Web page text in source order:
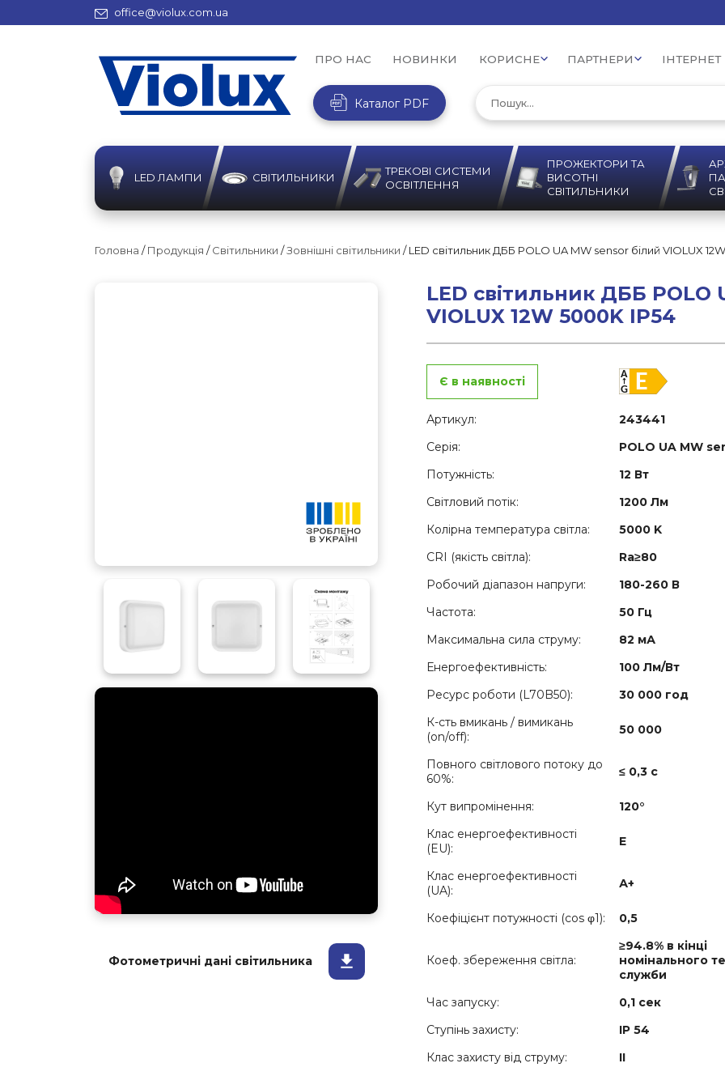
office@violux.com.ua
ПРО НАС НОВИНКИ КОРИСНЕ ПАРТНЕРИ
Каталог PDF
LED ЛАМПИ СВІТИЛЬНИКИ
ТРЕКОВІ СИСТЕМИ
ОСВІТЛЕННЯ
ПРОЖЕКТОРИ ТА
ВИСОТНІ
СВІТИЛЬНИКИ
Головна /Продукція /Світильники /Зовнішні світильники / LED світильник ДББ POLO UA MW sensor білий VIOLUX
Фотометричні дані світильника
LED світильник ДББ POLO
VIOLUX 12W 5000K IP54
Є в наявності
Артикул:
243441
Серія:
POLO UA MW
Потужність:
12 Вт
Світловий потік:
1200 Лм
Колірна температура світла:
5000 K
CRI (якість світла):
Ra≥80
Робочий діапазон напруги:
180-260 В
Частота:
50 Гц
Максимальна сила струму:
82 мА
Енергоефективність:
100 Лм/Вт
Ресурс роботи (L70B50):
30 000 год
К-сть вмикань / вимикань
(on/off):
50 000
Повного світлового потоку до
60%:
≤ 0,3 с
Кут випромінення:
120°
Клас енергоефективності
(EU):
E
Клас енергоефективності
(UA):
А+
Коефіцієнт потужності (cos φ1): 0,5
Коеф. збереження світла:
≥94.8% в кінці
номінального
служби
Час запуску:
0,1 сек
Ступінь захисту:
IP 54
Клас захисту від струму:
ІІ